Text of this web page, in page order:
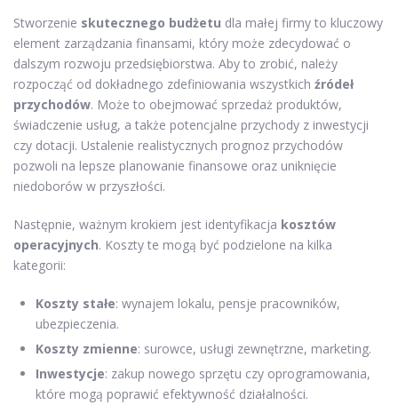
Stworzenie skutecznego budżetu dla małej firmy to kluczowy
element zarządzania finansami, który może zdecydować o
dalszym rozwoju przedsiębiorstwa. Aby to zrobić, należy
rozpocząć od dokładnego zdefiniowania wszystkich źródeł
przychodów. Może to obejmować sprzedaż produktów,
świadczenie usług, a także potencjalne przychody z inwestycji
czy dotacji. Ustalenie realistycznych prognoz przychodów
pozwoli na lepsze planowanie finansowe oraz uniknięcie
niedoborów w przyszłości.
Następnie, ważnym krokiem jest identyfikacja kosztów
operacyjnych. Koszty te mogą być podzielone na kilka
kategorii:
Koszty stałe: wynajem lokalu, pensje pracowników,
ubezpieczenia.
Koszty zmienne: surowce, usługi zewnętrzne, marketing.
Inwestycje: zakup nowego sprzętu czy oprogramowania,
które mogą poprawić efektywność działalności.